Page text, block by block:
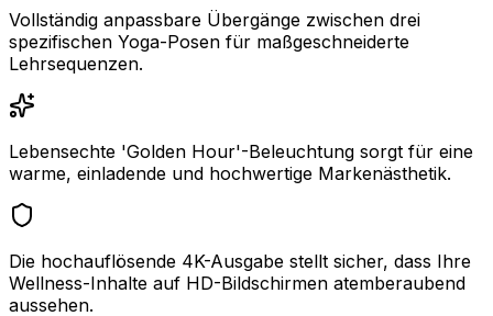
Vollständig anpassbare Übergänge zwischen drei
spezifischen Yoga-Posen für maßgeschneiderte
Lehrsequenzen.
Lebensechte 'Golden Hour'-Beleuchtung sorgt für eine
warme, einladende und hochwertige Markenästhetik.
Die hochauflösende 4K-Ausgabe stellt sicher, dass Ihre
Wellness-Inhalte auf HD-Bildschirmen atemberaubend
aussehen.